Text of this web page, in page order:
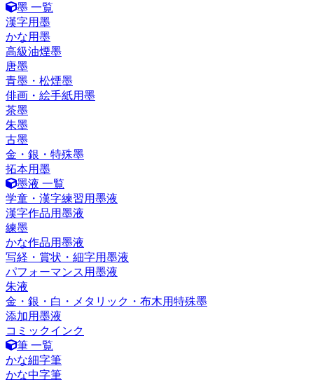
墨 一覧
漢字用墨
かな用墨
高級油煙墨
唐墨
青墨・松煙墨
俳画・絵手紙用墨
茶墨
朱墨
古墨
金・銀・特殊墨
拓本用墨
墨液 一覧
学童・漢字練習用墨液
漢字作品用墨液
練墨
かな作品用墨液
写経・賞状・細字用墨液
パフォーマンス用墨液
朱液
金・銀・白・メタリック・布木用特殊墨
添加用墨液
コミックインク
筆 一覧
かな細字筆
かな中字筆